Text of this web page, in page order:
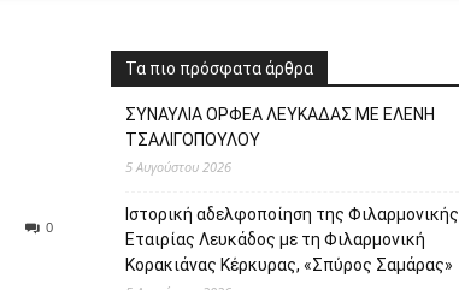
0
Τα πιο πρόσφατα άρθρα
ΣΥΝΑΥΛΙΑ ΟΡΦΕΑ ΛΕΥΚΑΔΑΣ ΜΕ ΕΛΕΝΗ
ΤΣΑΛΙΓΟΠΟΥΛΟΥ
5 Αυγούστου 2026
Ιστορική αδελφοποίηση της Φιλαρμονικής
Εταιρίας Λευκάδος με τη Φιλαρμονική
Κορακιάνας Κέρκυρας, «Σπύρος Σαμάρας»